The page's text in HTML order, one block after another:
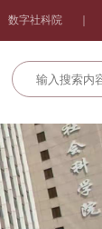
数字社科院